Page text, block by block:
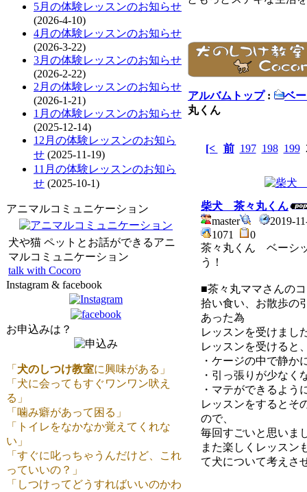
5月の体験レッスンのお知らせ
(2026-4-10)
4月の体験レッスンのお知らせ
(2026-3-22)
3月の体験レッスンのお知らせ
(2026-2-22)
2月の体験レッスンのお知らせ
(2026-1-21)
1月の体験レッスンのお知らせ
(2025-12-14)
12月の体験レッスンのお知ら
せ (2025-11-19)
11月の体験レッスンのお知ら
せ (2025-10-1)
アニマルコミュニケーション
犬や猫 ペットとお話ができるアニ
マルコミュニケーション
talk with Cocoro
Instagram & facebook
お申込みは？
「 犬のしつけ教室に興味がある」
「犬に会ってもすぐワンワン吠え
る」
「噛み癖があって困る」
「トイレをなかなか覚えてくれな
い」
「すぐに叱っちゃうんだけど、これ
っていいの？」
「しつけってどうすればいいのかわ
アルバムトップ:
ベ
丸くん
[< 前 197 198 199
柴犬 茶々丸くん
master
2019-
1071
0
茶々丸くん ベーシ
う！
■茶々丸ママさんの
拾い食い、お散歩の
あった為
レッスンを受けまし
レッスンを受けると
・ケージの中で静か
・引っ張りが少なく
・マテができるよう
レッスンをするとそ
ので、
毎回すごいと思いま
また楽しくレッスン
て犬について考えさ